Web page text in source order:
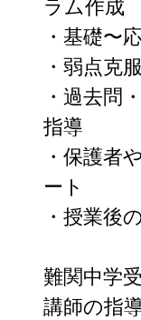
ラム作成
・基礎〜
・弱点克
・過去問
指導
・保護者
ート
・授業後
難関中学
講師の指